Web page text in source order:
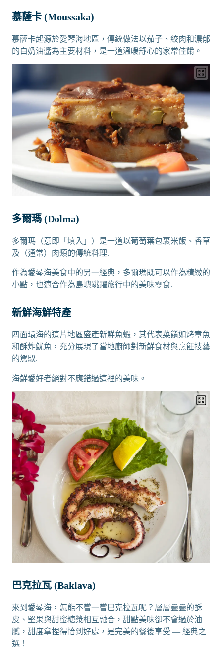
慕薩卡 (Moussaka)
慕薩卡起源於愛琴海地區，傳統做法以茄子、絞肉和濃郁
的白奶油醬為主要材料，是一道溫暖舒心的家常佳餚。
多爾瑪 (Dolma)
多爾瑪（意即「填入」）是一道以葡萄葉包裹米飯、香草
及（通常）肉類的傳統料理.
作為愛琴海美食中的另一經典，多爾瑪既可以作為精緻的
小點，也適合作為島嶼跳躍旅行中的美味零食.
新鮮海鮮特產
四面環海的這片地區盛產新鮮魚蝦，其代表菜餚如烤章魚
和酥炸魷魚，充分展現了當地廚師對新鮮食材與烹飪技藝
的駕馭.
海鮮愛好者絕對不應錯過這裡的美味。
巴克拉瓦 (Baklava)
來到愛琴海，怎能不嘗一嘗巴克拉瓦呢？層層疊疊的酥
皮、堅果與甜蜜糖漿相互融合，甜點美味卻不會過於油
膩，甜度拿捏得恰到好處，是完美的餐後享受 — 經典之
選！